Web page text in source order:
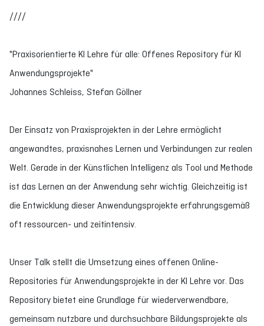
////
"Praxisorientierte KI Lehre für alle: Offenes Repository für KI
Anwendungsprojekte"
Johannes Schleiss, Stefan Göllner
Der Einsatz von Praxisprojekten in der Lehre ermöglicht
angewandtes, praxisnahes Lernen und Verbindungen zur realen
Welt. Gerade in der Künstlichen Intelligenz als Tool und Methode
ist das Lernen an der Anwendung sehr wichtig. Gleichzeitig ist
die Entwicklung dieser Anwendungsprojekte erfahrungsgemäß
oft ressourcen- und zeitintensiv.
Unser Talk stellt die Umsetzung eines offenen Online-
Repositories für Anwendungsprojekte in der KI Lehre vor. Das
Repository bietet eine Grundlage für wiederverwendbare,
gemeinsam nutzbare und durchsuchbare Bildungsprojekte als